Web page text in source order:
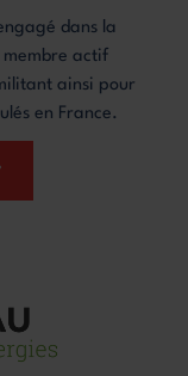
dans la
actif
ainsi pour
en France.